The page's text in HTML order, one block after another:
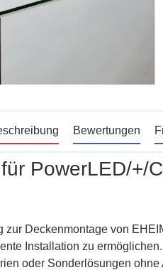
Bewertungen
PowerLED/+/
Deckenmontage von
Installation zu
oder Sonderlösungen ohne